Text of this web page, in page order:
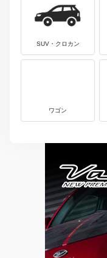
SUV・クロカン
ワゴン